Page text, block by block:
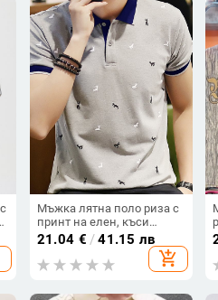
Мъжка лятна поло риза с
принт на елен, къси
ръкави
21.04 € /41.15 лв
add_shopping_cart